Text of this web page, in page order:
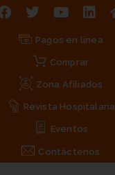
Pagos en línea
Comprar
Zona Afiliados
Revista Hospitalaria
Eventos
Contáctenos